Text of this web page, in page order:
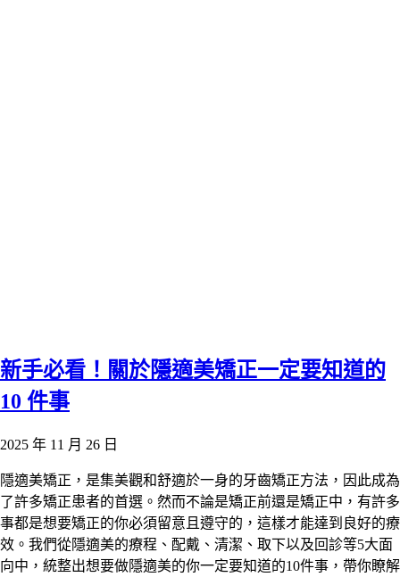
新手必看！關於隱適美矯正一定要知道的
10 件事
2025 年 11 月 26 日
隱適美矯正，是集美觀和舒適於一身的牙齒矯正方法，因此成為
了許多矯正患者的首選。然而不論是矯正前還是矯正中，有許多
事都是想要矯正的你必須留意且遵守的，這樣才能達到良好的療
效。我們從隱適美的療程、配戴、清潔、取下以及回診等5大面
向中，統整出想要做隱適美的你一定要知道的10件事，帶你瞭解